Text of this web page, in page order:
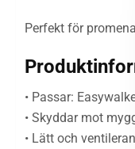
Perfekt för
• Passar:
• Skyddar mot
• Lätt och